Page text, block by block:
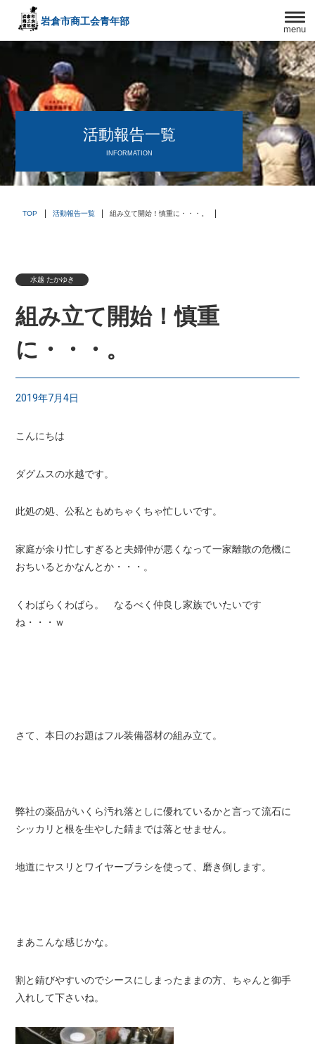
menu
岩倉市商工会青年部
〒482－0042
愛知県岩倉市中本町西出口31-1
TEL:0587-66-3400
FAX:0587-66-3417
頑張る中小企業を応援します！
活動報告一覧
INFORMATION
TOP 活動報告一覧 組み立て開始！慎重に・・・。
水越 たかゆき
組み立て開始！慎重
に・・・。
2019年7月4日
こんにちは
ダグムスの水越です。
此処の処、公私ともめちゃくちゃ忙しいです。
家庭が余り忙しすぎると夫婦仲が悪くなって一家離散の危機に
おちいるとかなんとか・・・。
くわばらくわばら。 なるべく仲良し家族でいたいです
ね・・・ｗ
さて、本日のお題はフル装備器材の組み立て。
弊社の薬品がいくら汚れ落としに優れているかと言って流石に
シッカリと根を生やした錆までは落とせません。
地道にヤスリとワイヤーブラシを使って、磨き倒します。
まあこんな感じかな。
割と錆びやすいのでシースにしまったままの方、ちゃんと御手
入れして下さいね。